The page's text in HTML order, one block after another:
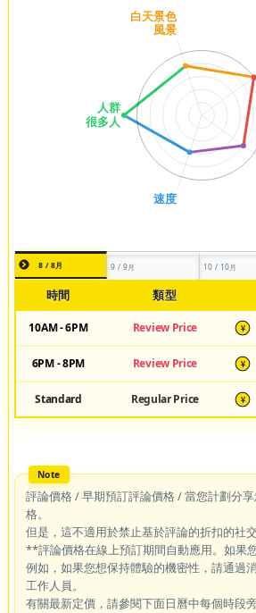
8 / 8月 9 / 9月 10 / 10月
時間 類型
10AM - 6PM Review Price ¥
6PM - 8PM Review Price ¥
Standard Regular Price ¥
評論價格 / 早期預訂評論價格 / 當您計劃分
格。
但是，這不適用於禁止基於評論的折扣的社交
**評論價格在線上預訂期間自動應用。如果
例如，如果您想保持體驗的機密性，請通過
工作人員。
有關最新定價，請參閱下面日曆中每個時段